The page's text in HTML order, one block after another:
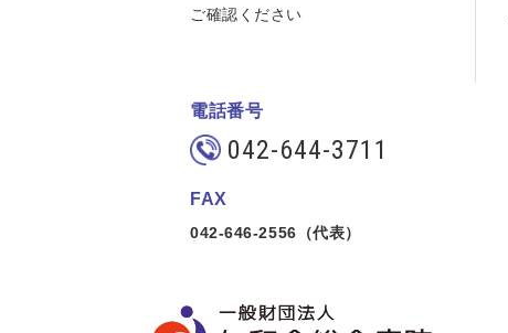
ご確認ください
電話番号
042-644-3711
FAX
042-646-2556（代表）